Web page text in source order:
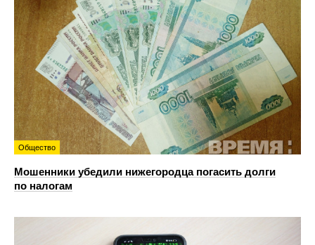
Общество
Мошенники убедили нижегородца погасить долги
по налогам